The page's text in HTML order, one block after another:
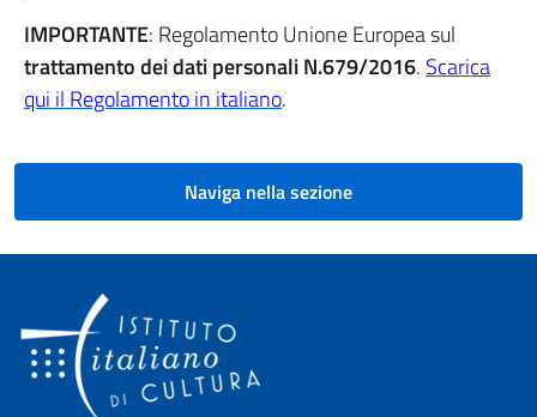
IMPORTANTE: Regolamento Unione Europea sul
trattamento dei dati personaliN.679/2016. Scarica
qui il Regolamento in italiano.
Naviga nella sezione